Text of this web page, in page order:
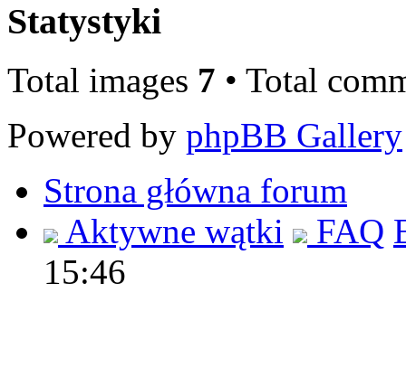
Statystyki
Total images 7 • Total
Powered by phpBB Gallery
Strona główna forum
Aktywne wątki
FAQ
15:46